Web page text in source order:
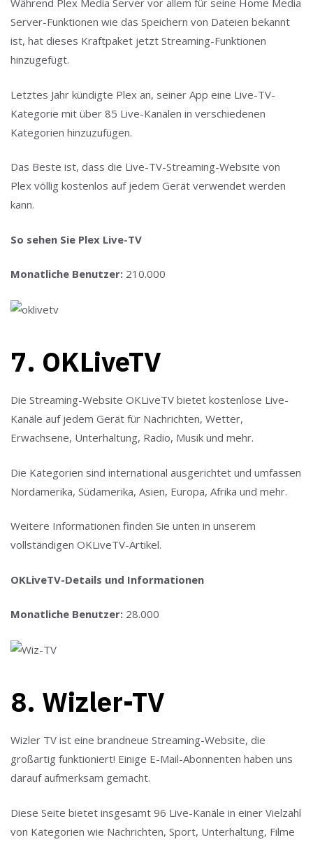
Während Plex Media Server vor allem für seine Home Media
Server-Funktionen wie das Speichern von Dateien bekannt
ist, hat dieses Kraftpaket jetzt Streaming-Funktionen
hinzugefügt.
Letztes Jahr kündigte Plex an, seiner App eine Live-TV-
Kategorie mit über 85 Live-Kanälen in verschiedenen
Kategorien hinzuzufügen.
Das Beste ist, dass die Live-TV-Streaming-Website von
Plex völlig kostenlos auf jedem Gerät verwendet werden
kann.
So sehen Sie Plex Live-TV
Monatliche Benutzer: 210.000
7. OKLiveTV
Die Streaming-Website OKLiveTV bietet kostenlose Live-
Kanäle auf jedem Gerät für Nachrichten, Wetter,
Erwachsene, Unterhaltung, Radio, Musik und mehr.
Die Kategorien sind international ausgerichtet und umfassen
Nordamerika, Südamerika, Asien, Europa, Afrika und mehr.
Weitere Informationen finden Sie unten in unserem
vollständigen OKLiveTV-Artikel.
OKLiveTV-Details und Informationen
Monatliche Benutzer: 28.000
8. Wizler-TV
Wizler TV ist eine brandneue Streaming-Website, die
großartig funktioniert! Einige E-Mail-Abonnenten haben uns
darauf aufmerksam gemacht.
Diese Seite bietet insgesamt 96 Live-Kanäle in einer Vielzahl
von Kategorien wie Nachrichten, Sport, Unterhaltung, Filme